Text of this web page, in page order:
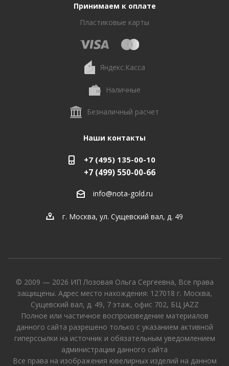
Принимаем к оплате
Пластиковые карты
Яндекс.Касса
Наличные
Безналичный расчет
Наши контакты
+7 (495) 135-00-10
+7 (499) 550-00-66
info@nota-gold.ru
г. Москва, ул. Сущевский вал, д. 49
© 2009 — 2026 ИП Лозовая Ольга Сергеевна, Все права
защищены. Адрес место нахождения: 127018 г. Москва,
Сущевский вал, д. 49, 7 этаж, офис 702, БЦ JAZZ
Полное или частичное воспроизведение материалов
данного сайта разрешено только с указанием активной
гиперссылки на источник и обязательным уведомлением
администрации данного сайта
Все права на изображения ювелирных изделий на данном